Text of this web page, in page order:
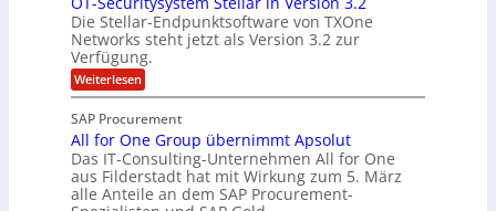
s
u
n
g
n
z
c
h
f
b
e
i
n
g
-
S
p
e
z
i
a
l
e
t
A
p
p
n
e
n
Die Stellar-Endpunktsoftware von TXOne
Networks steht jetzt als Version 3.2 zur
Verfügung.
Weiterlesen:
O
-
S
e
c
u
r
SAP Procurement
All for One Group übernimmt Apsolut
Das IT-Consulting-Unternehmen All for One
aus Filderstadt hat mit Wirkung zum 5. März
alle Anteile an dem SAP Procurement-